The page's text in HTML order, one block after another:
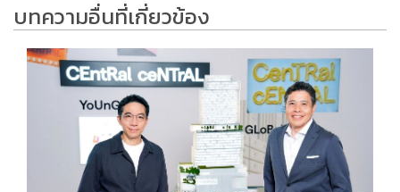
บทความอื่นที่เกี่ยวข้อง